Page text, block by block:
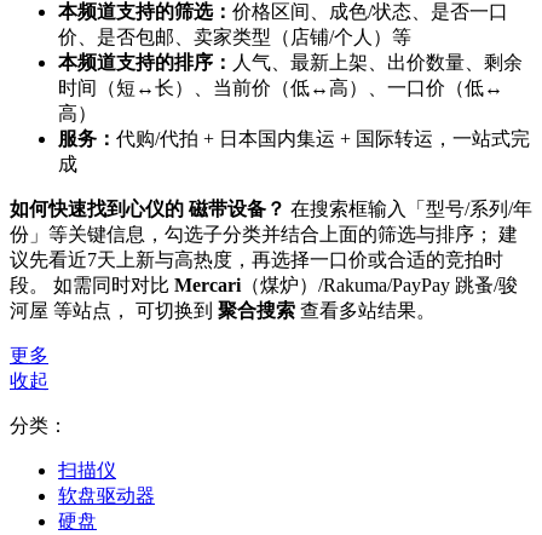
本频道支持的筛选： 价格区间、成色/状态、是否一口
价、是否包邮、卖家类型（店铺/个人）等
本频道支持的排序： 人气、最新上架、出价数量、剩余
时间（短↔长）、当前价（低↔高）、一口价（低↔
高）
服务： 代购/代拍 + 日本国内集运 + 国际转运，一站式完
成
如何快速找到心仪的 磁带设备？ 在搜索框输入「型号/系列/年
份」等关键信息，勾选子分类并结合上面的筛选与排序； 建
议先看近7天上新与高热度，再选择一口价或合适的竞拍时
段。 如需同时对比 Mercari （煤炉）/Rakuma/PayPay 跳蚤/骏
河屋 等站点， 可切换到 聚合搜索 查看多站结果。
更多
收起
分类：
扫描仪
软盘驱动器
硬盘